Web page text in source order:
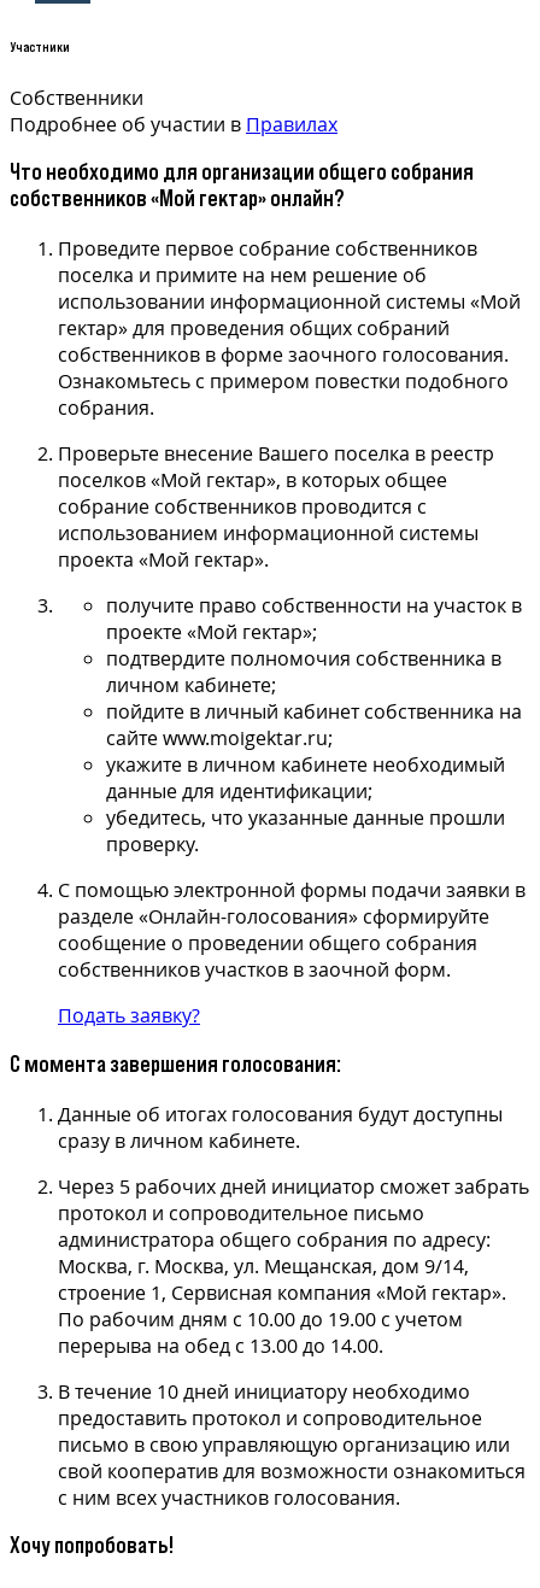
Участники
Собственники
Подробнее об участии в Правилах
Что необходимо для организации общего собрания
собственников «Мой гектар» онлайн?
Проведите первое собрание собственников
поселка и примите на нем решение об
использовании информационной системы «Мой
гектар» для проведения общих собраний
собственников в форме заочного голосования.
Ознакомьтесь с примером повестки подобного
собрания.
Проверьте внесение Вашего поселка в реестр
поселков «Мой гектар», в которых общее
собрание собственников проводится с
использованием информационной системы
проекта «Мой гектар».
получите право собственности на участок в
проекте «Мой гектар»;
подтвердите полномочия собственника в
личном кабинете;
пойдите в личный кабинет собственника на
сайте www.moigektar.ru;
укажите в личном кабинете необходимый
данные для идентификации;
убедитесь, что указанные данные прошли
проверку.
С помощью электронной формы подачи заявки в
разделе «Онлайн-голосования» сформируйте
сообщение о проведении общего собрания
собственников участков в заочной форм.
Подать заявку?
С момента завершения голосования:
Данные об итогах голосования будут доступны
сразу в личном кабинете.
Через 5 рабочих дней инициатор сможет забрать
протокол и сопроводительное письмо
администратора общего собрания по адресу:
Москва, г. Москва, ул. Мещанская, дом 9/14,
строение 1, Сервисная компания «Мой гектар».
По рабочим дням с 10.00 до 19.00 с учетом
перерыва на обед с 13.00 до 14.00.
В течение 10 дней инициатору необходимо
предоставить протокол и сопроводительное
письмо в свою управляющую организацию или
свой кооператив для возможности ознакомиться
с ним всех участников голосования.
Хочу попробовать!